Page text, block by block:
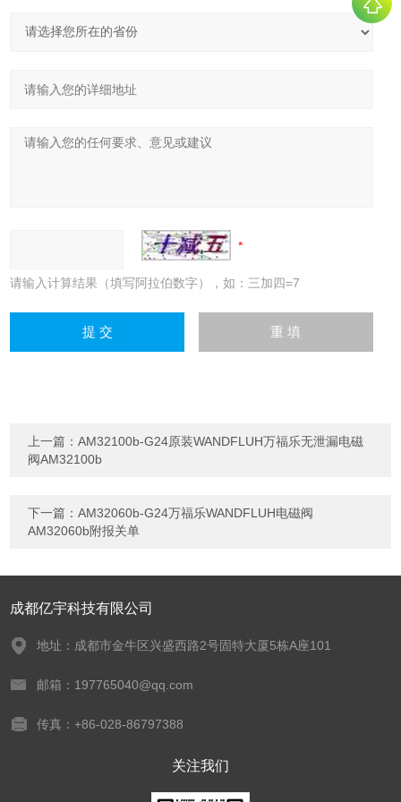
请输入计算结果（填写阿拉伯数字），如：三加四=7
上一篇：AM32100b-G24原装WANDFLUH万福乐无泄漏电磁
阀AM32100b
下一篇：AM32060b-G24万福乐WANDFLUH电磁阀
AM32060b附报关单
成都亿宇科技有限公司
地址：成都市金牛区兴盛西路2号固特大厦5栋A座101
邮箱：197765040@qq.com
传真：+86-028-86797388
关注我们